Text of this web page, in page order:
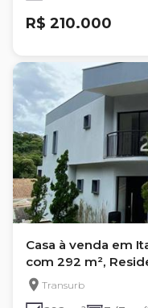
R$ 210.000
Casa à venda em
com 292 m²,
Transurb